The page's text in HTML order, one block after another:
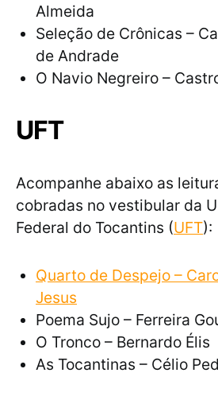
Almeida
Seleção de Crônicas –
de Andrade
O Navio Negreiro –
UFT
Acompanhe abaixo as
cobradas no vestibular da
Federal do Tocantins (UFT):
Quarto de Despejo –
Jesus
Poema Sujo – Ferreira
O Tronco – Bernardo Élis
As Tocantinas – Célio